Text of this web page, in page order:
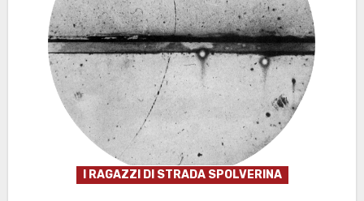
I RAGAZZI DI STRADA SPOLVERINA